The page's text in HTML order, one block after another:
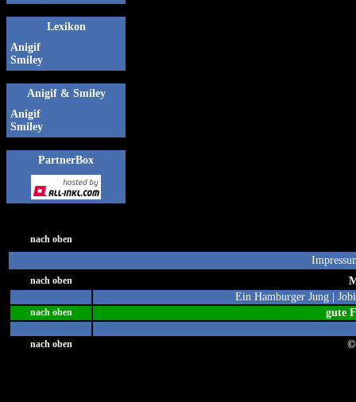
Lexikon
Anigif
Smiley
Anigif & Smiley
Anigif
Smiley
PartnerBox
nach oben
nach oben
Ein Hamburger Jung
nach oben gute
nach oben ©